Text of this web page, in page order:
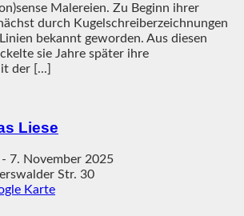
Malereien. Zu Beginn ihrer
durch Kugelschreiberzeichnungen
bekannt geworden. Aus diesen
sie Jahre später ihre
der [...]
Liese
- 7. November 2025
Str. 30
Karte